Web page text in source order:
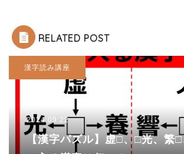
RELATED POST
漢字読み講座
2024.09.22
【漢字パズル】虚□、□光、